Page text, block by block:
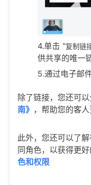
4.单击 "复制链
供共享的唯一
5.通过电子邮
除了链接，您还可
南》 ，帮助您的客人
此外，您还可以了
同角色，以获得更好
色和权限